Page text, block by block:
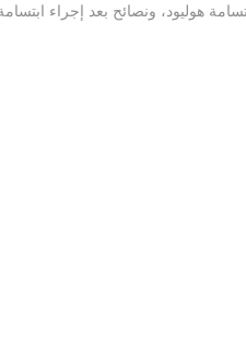
هوليود، ونصائح بعد إجراء